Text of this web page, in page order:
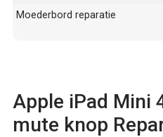
Moederbord reparatie
Apple iPad Mini
mute knop